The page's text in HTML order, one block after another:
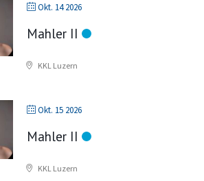
Okt. 14 2026
Mahler II
KKL Luzern
Okt. 15 2026
Mahler II
KKL Luzern